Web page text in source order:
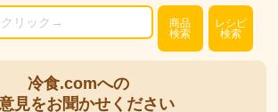
商品
検索
レシピ
検索
冷食.comへの
見をお聞かせください